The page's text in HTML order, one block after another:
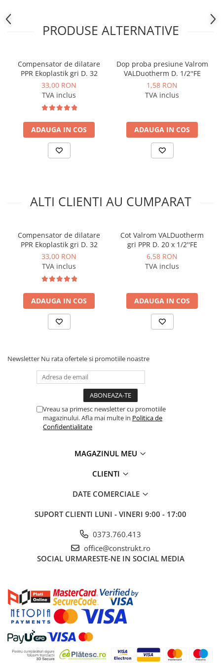
Unitati motocondensante
Sisteme evaporative de climatizare
Ventilatoare pentru tubulatura
Filtrare si odorizare aer
Recuperatoare de caldura
Accesorii echipamente de
ventilatie si climatizare
Instalatii de apa si canalizare
Alimentare cu apa
Canalizare pluviala
Tevi PEHD gaz
Fitinguri gaz
Vane de gaz si robineti
Izolatii tehnice
Izolatii pentru aer conditionat
Izolatii pentru sisteme solare
Polistiren expandat
Vata minerala bazaltica
Automatizari si elemente de
Automatizari panouri solare
Grupuri de circulatie
Termostate pentru ventilo-
Ventile termice de amestec
Traductoare
Ventile liniare
Ventile electromagnetice
Automatizare centrala termica
Termostate aplicatii industriale
Accesorii pentru echipamente
PRODUSE ALTERNATIVE
Compensator de dilatare
PPR Ekoplastik gri D. 32
33,00 RON
TVA inclus
ADAUGA IN COS
Dop proba presiune Valrom
VALDuotherm D. 1/2''FE
1,58 RON
TVA inclus
ADAUGA IN COS
ALTI CLIENTI AU CUMPARAT
Compensator de dilatare
PPR Ekoplastik gri D. 32
33,00 RON
TVA inclus
ADAUGA IN COS
Cot Valrom VALDuotherm
gri PPR D. 20 x 1/2''FE
6,58 RON
TVA inclus
ADAUGA IN COS
Newsletter Nu rata ofertele si promotiile noastre
Vreau sa primesc newsletter cu promotiile
magazinului. Afla mai multe in Politica de
Confidentialitate
MAGAZINUL MEU
CLIENTI
DATE COMERCIALE
SUPORT CLIENTI LUNI - VINERI 9:00 - 17:00
0373.760.413
office@construkt.ro
SOCIAL URMARESTE-NE IN SOCIAL MEDIA